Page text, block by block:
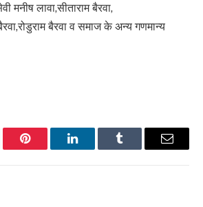
मनीष लावा,सीताराम बैरवा,
बैरवा व समाज के अन्य गणमान्य
Pinterest LinkedInTumblr Email